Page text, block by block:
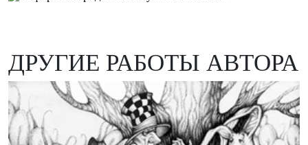
ДРУГИЕ РАБОТЫ АВТОРА